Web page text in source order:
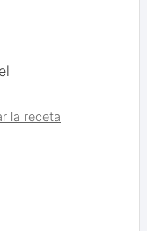
la receta